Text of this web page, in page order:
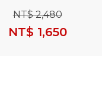
NT$ 2,480
NT$ 1,650